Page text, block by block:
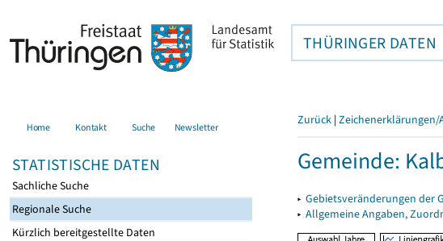
THÜRINGER DATEN
Home Kontakt Suche Newsletter
STATISTISCHE DATEN
Sachliche Suche
Regionale Suche
Kürzlich bereitgestellte Daten
Zurück | Zeichenerklärungen/
Gemeinde:
▸ Gebietsveränderungen der
▸ Allgemeine Angaben,